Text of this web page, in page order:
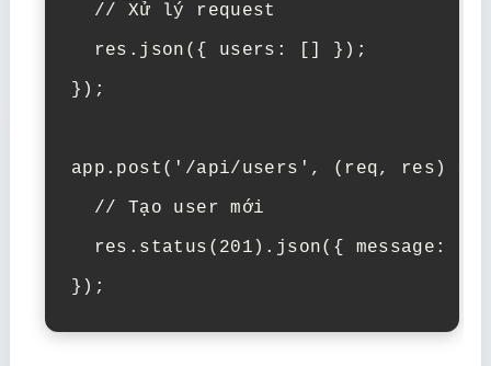
  // Xử lý request
  res.json({ users: [] });
});
app.post('/api/users', (req, res) =>
  // Tạo user mới
res.status(201).json({ message:
});